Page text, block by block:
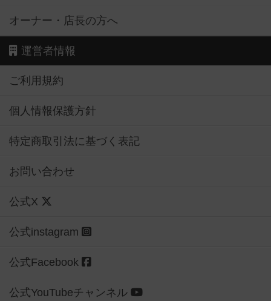
オーナー・店長の方へ
運営者情報
ご利用規約
個人情報保護方針
特定商取引法に基づく表記
お問い合わせ
公式X
公式instagram
公式Facebook
公式YouTubeチャンネル